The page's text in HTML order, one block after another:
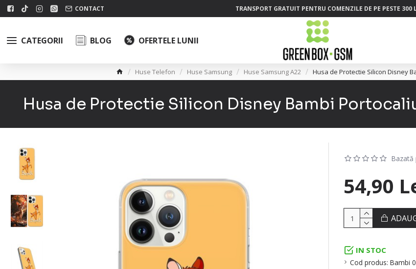
CONTACT TRANSPORT GRATUIT PENTRU COMENZILE DE PE PESTE 300
CATEGORII BLOG OFERTELE LUNII
Huse Telefon Huse Samsung Huse Samsung A22 Husa de Protectie Silicon Disney
Husa de Protectie Silicon Disney Bambi
IN STOC
Cod produs: Bambi
Bazată
54,90